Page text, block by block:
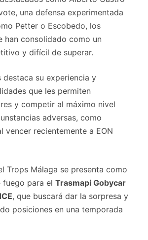
una defensa experimentada
Petter o Escobedo, los
han consolidado como un
y difícil de superar.
destaca su experiencia y
que les permiten
y competir al máximo nivel
adversas, como
vencer recientemente a EON
Trops Málaga se presenta como
fuego para el Trasmapi Gobycar
, que buscará dar la sorpresa y
posiciones en una temporada